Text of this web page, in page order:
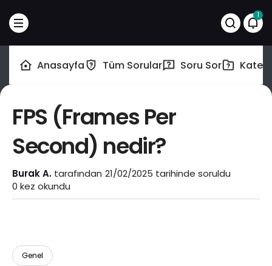
1
Anasayfa Tüm Sorular Soru Sor
FPS (Frames Per
Second) nedir?
Burak A. tarafından 21/02/2025 tarihinde soruldu
0 kez okundu
Genel